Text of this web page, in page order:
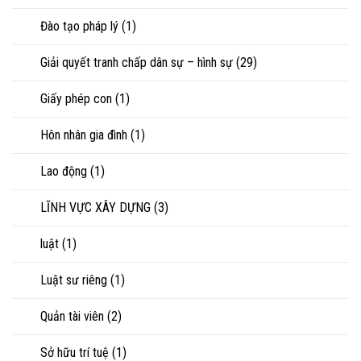
Đào tạo pháp lý (1)
Giải quyết tranh chấp dân sự – hình sự (29)
Giấy phép con (1)
Hôn nhân gia đình (1)
Lao động (1)
LĨNH VỰC XÂY DỰNG (3)
luật (1)
Luật sư riêng (1)
Quản tài viên (2)
Sở hữu trí tuệ (1)